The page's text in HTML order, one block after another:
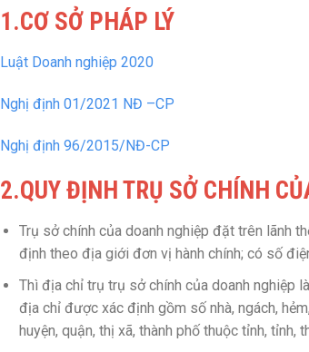
1.CƠ SỞ PHÁP LÝ
Luật Doanh nghiệp 2020
Nghị định 01/2021 NĐ –CP
Nghị định 96/2015/NĐ-CP
2.QUY ĐỊNH TRỤ SỞ CHÍNH
Trụ sở chính của doanh nghiệp đặt trên lãnh
định theo địa giới đơn vị hành chính; có số
Thì địa chỉ trụ trụ sở chính của doanh nghiệp
địa chỉ được xác định gồm số nhà, ngách,
huyện, quận, thị xã, thành phố thuộc tỉnh, tỉnh,